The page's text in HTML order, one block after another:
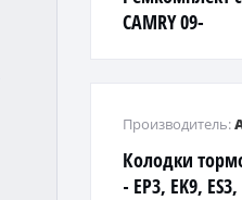
CAMRY 09-
Колодки
- EP3, EK9,
Производитель: